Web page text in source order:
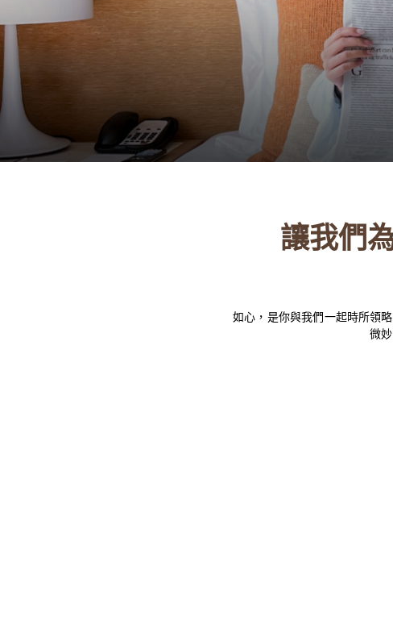
讓我們
如心，是你與我們一起時所領
微